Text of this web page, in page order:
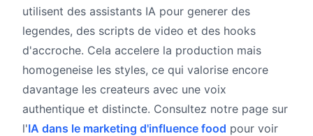
utilisent des assistants IA pour generer des
legendes, des scripts de video et des hooks
d'accroche. Cela accelere la production mais
homogeneise les styles, ce qui valorise encore
davantage les createurs avec une voix
authentique et distincte. Consultez notre page sur
l'IA dans le marketing d'influence food pour voir